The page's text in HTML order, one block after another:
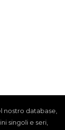
nostro database,
singoli e seri,